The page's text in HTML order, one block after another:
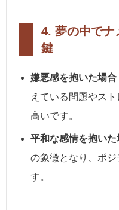
4. 夢の中でナ
鍵
嫌悪感を抱いた場合
えている問題やス
高いです。
平和な感情を抱いた
の象徴となり、ポ
す。